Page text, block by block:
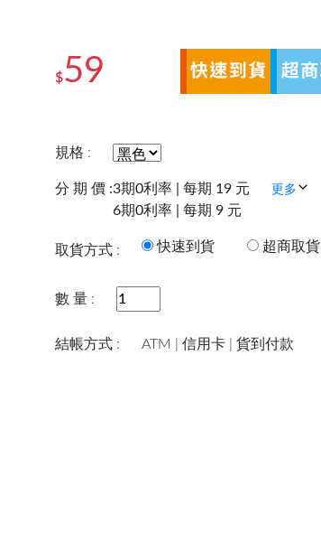
$59
規格 :
分 期 價 :3期0利率 | 每期 19 元
6期0利率 | 每期 9 元
更多
取貨方式 : 快速到貨 超商取貨
數 量 :
結帳方式 : ATM | 信用卡 | 貨到付款